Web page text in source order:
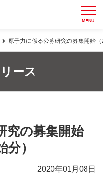
MENU
原子力に係る公募研究の募集開始
ース
究の募集開始
分）
2020年01月08日